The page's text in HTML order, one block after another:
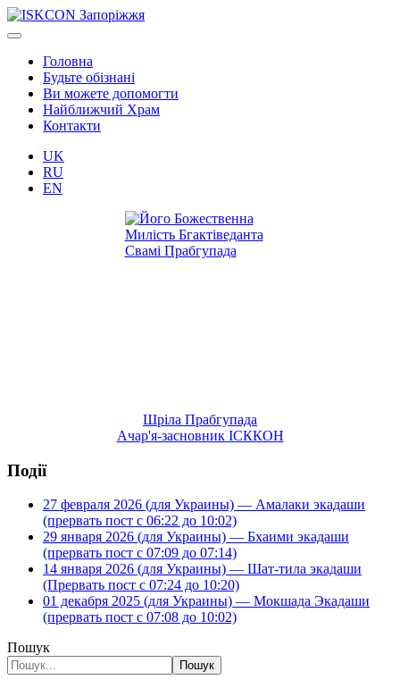
Головна
Будьте обізнані
Ви можете допомогти
Найближчий Храм
Контакти
UK
RU
EN
Шріла Прабгупада
Ачар'я-засновник ІСККОН
Події
27 февраля 2026 (для Украины) — Амалаки экадаши
(прервать пост с 06:22 до 10:02)
29 января 2026 (для Украины) — Бхаими экадаши
(прервать пост с 07:09 до 07:14)
14 января 2026 (для Украины) — Шат-тила экадаши
(Прервать пост с 07:24 до 10:20)
01 декабря 2025 (для Украины) — Мокшада Экадаши
(прервать пост с 07:08 до 10:02)
Пошук
Пошук